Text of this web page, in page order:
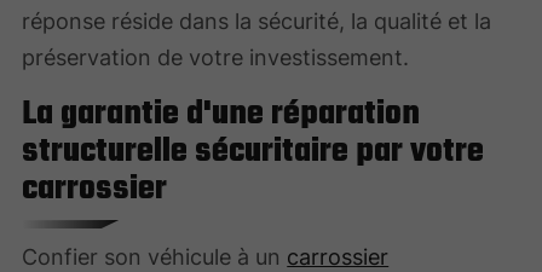
réponse réside dans la sécurité, la qualité et la
préservation de votre investissement.
La garantie d'une réparation
structurelle sécuritaire par votre
carrossier
Confier son véhicule à un carrossier